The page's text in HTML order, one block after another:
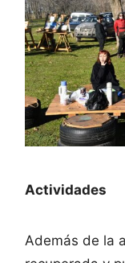
Actividades
Además de la